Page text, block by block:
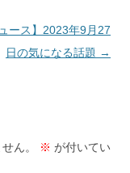
ース】2023年9月27
日の気になる話題 →
ん。 ※ が付いてい